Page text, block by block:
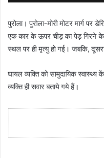
पुरोला। पुरोला-मोरी मोटर मार्ग
एक कार के ऊपर चीड़ का पेड़ गिरने
स्थल पर ही मृत्यु हो गई। जबकि,
घायल व्यक्ति को सामुदायिक
व्यक्ति ही सवार बताये गये हैं।